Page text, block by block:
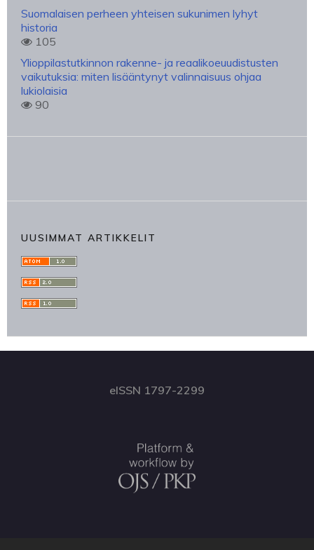
Suomalaisen perheen yhteisen sukunimen lyhyt
historia
105
Ylioppilastutkinnon rakenne- ja reaalikoeuudistusten
vaikutuksia: miten lisääntynyt valinnaisuus ohjaa
lukiolaisia
90
UUSIMMAT ARTIKKELIT
eISSN 1797-2299